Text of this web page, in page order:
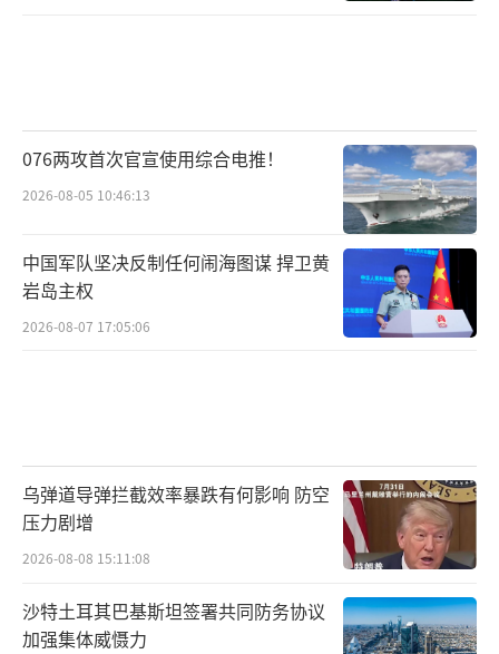
076两攻首次官宣使用综合电推！
2026-08-05 10:46:13
中国军队坚决反制任何闹海图谋 捍卫黄
岩岛主权
2026-08-07 17:05:06
乌弹道导弹拦截效率暴跌有何影响 防空
压力剧增
2026-08-08 15:11:08
沙特土耳其巴基斯坦签署共同防务协议
加强集体威慑力